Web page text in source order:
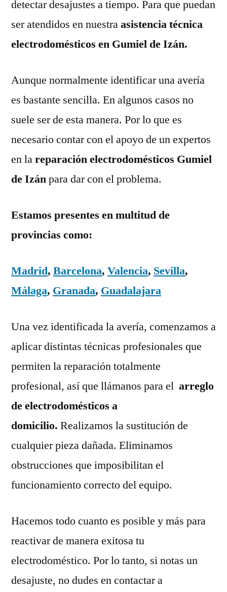
detectar desajustes a tiempo. Para que puedan
ser atendidos en nuestraasistencia técnica
electrodomésticos en Gumiel de Izán.
Aunque normalmente identificar una avería
es bastante sencilla. En algunos casos no
suele ser de esta manera. Por lo que es
necesario contar con el apoyo de un expertos
en lareparación electrodomésticos Gumiel
de Izánpara dar con el problema.
Estamos presentes en multitud de
provincias como:
Madrid, Barcelona, Valencia, Sevilla,
Málaga, Granada, Guadalajara
Una vez identificada la avería, comenzamos a
aplicar distintas técnicas profesionales que
permiten la reparación totalmente
profesional, así que llámanos para el arreglo
de electrodomésticos a
domicilio. Realizamos la sustitución de
cualquier pieza dañada. Eliminamos
obstrucciones que imposibilitan el
funcionamiento correcto del equipo.
Hacemos todo cuanto es posible y más para
reactivar de manera exitosa tu
electrodoméstico. Por lo tanto, si notas un
desajuste, no dudes en contactar a